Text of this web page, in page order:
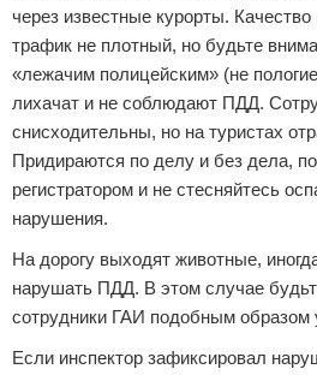
через известные курорты.
трафик не плотный, но будьте
«лежачим полицейским» (не
лихачат и не соблюдают ПДД.
снисходительны, но на туристах
Придираются по делу и без дела,
регистратором и не стесняйтесь
нарушения.
На дорогу выходят животные,
нарушать ПДД. В этом случае
сотрудники ГАИ подобным образом
Если инспектор зафиксировал